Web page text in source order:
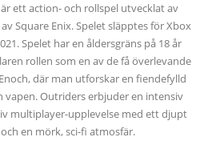
ett action- och rollspel utvecklat av
Square Enix. Spelet släpptes för Xbox
Spelet har en åldersgräns på 18 år
rollen som en av de få överlevande
där man utforskar en fiendefylld
vapen. Outriders erbjuder en intensiv
multiplayer-upplevelse med ett djupt
en mörk, sci-fi atmosfär.